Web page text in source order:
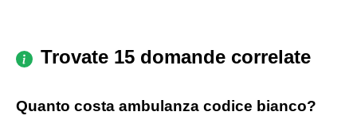
Trovate 15 domande correlate
Quanto costa ambulanza codice bianco?